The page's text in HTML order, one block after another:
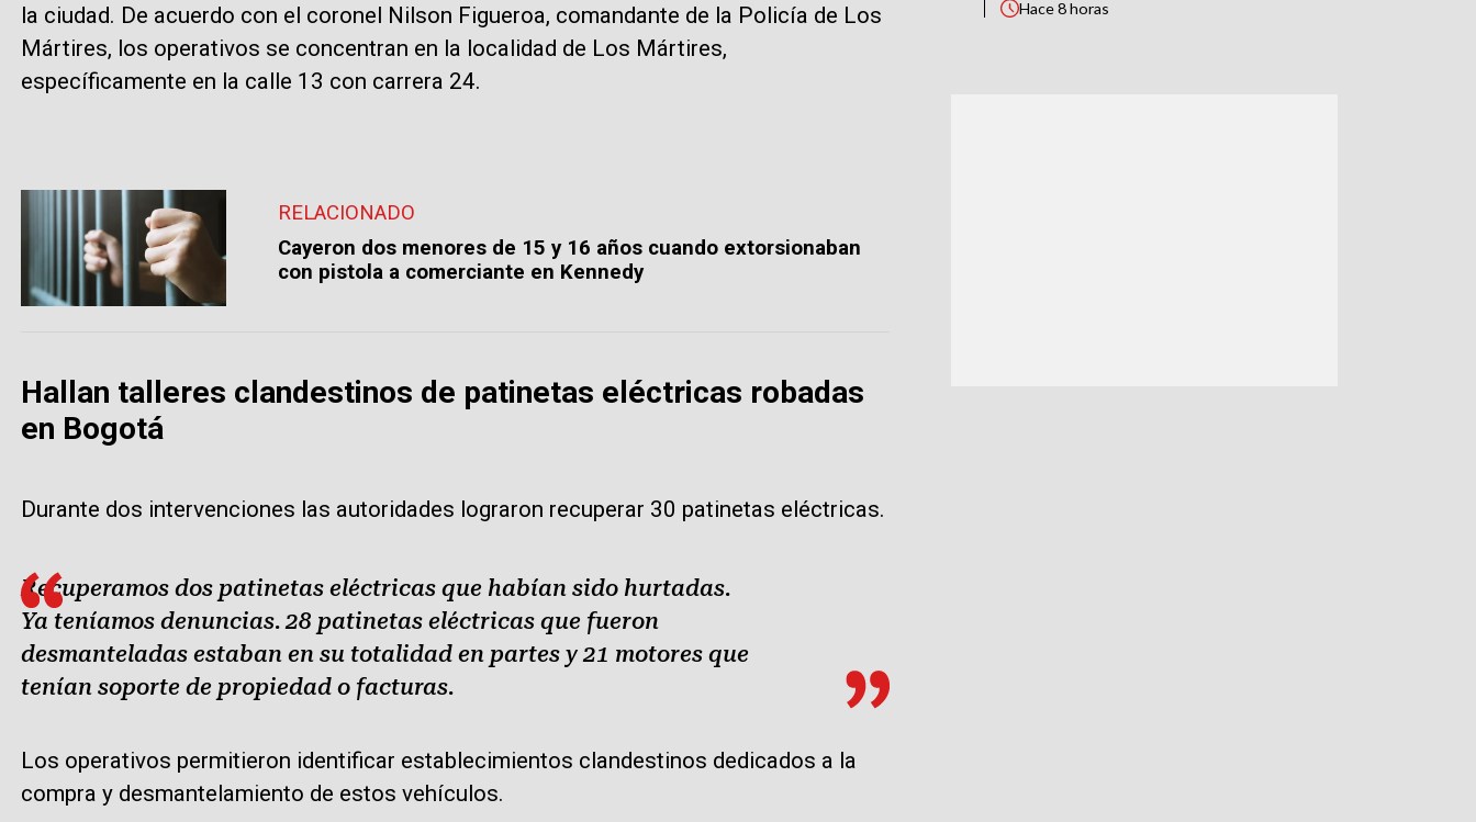
la ciudad. De acuerdo con el coronel Nilson Figueroa, comandante de la Policía de Los
Mártires, los operativos se concentran en la localidad de Los Mártires,
específicamente en la calle 13 con carrera 24.
RELACIONADO
Cayeron dos menores de 15 y 16 años cuando extorsionaban
con pistola a comerciante en Kennedy
Hallan talleres clandestinos de patinetas eléctricas robadas
en Bogotá
Durante dos intervenciones las autoridades lograron recuperar 30 patinetas eléctricas.
Recuperamos dos patinetas eléctricas que habían sido hurtadas.
Ya teníamos denuncias. 28 patinetas eléctricas que fueron
desmanteladas estaban en su totalidad en partes y 21 motores que
tenían soporte de propiedad o facturas.
Los operativos permitieron identificar establecimientos clandestinos dedicados a la
compra y desmantelamiento de estos vehículos.
Hace8 horas